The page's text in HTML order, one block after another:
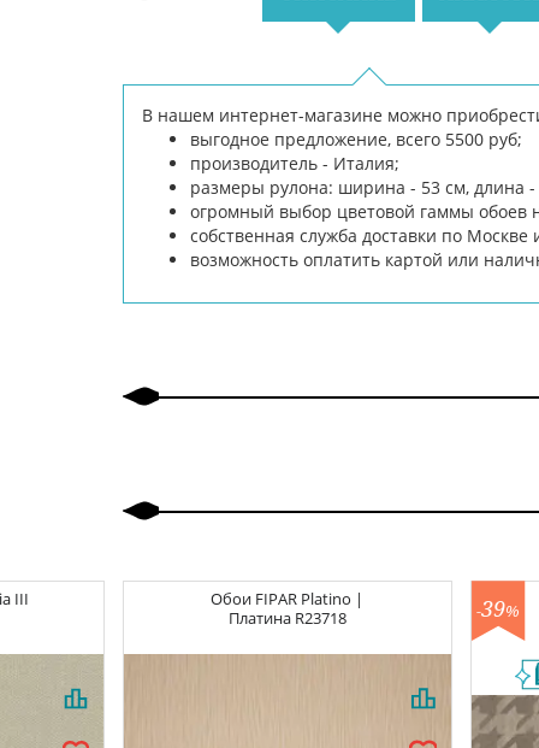
В нашем интернет-магазине можно
выгодное предложение, всего 5500 руб;
производитель - Италия;
размеры рулона: ширина - 53 см, длина -
огромный выбор цветовой гаммы обоев
собственная служба доставки по
возможность оплатить картой или
III Обои FIPAR Platino |
Платина R23718 -39%